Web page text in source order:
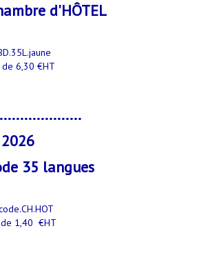
d'HÔTEL
de 6,30 €HT
35 langues
de 1,40 €HT